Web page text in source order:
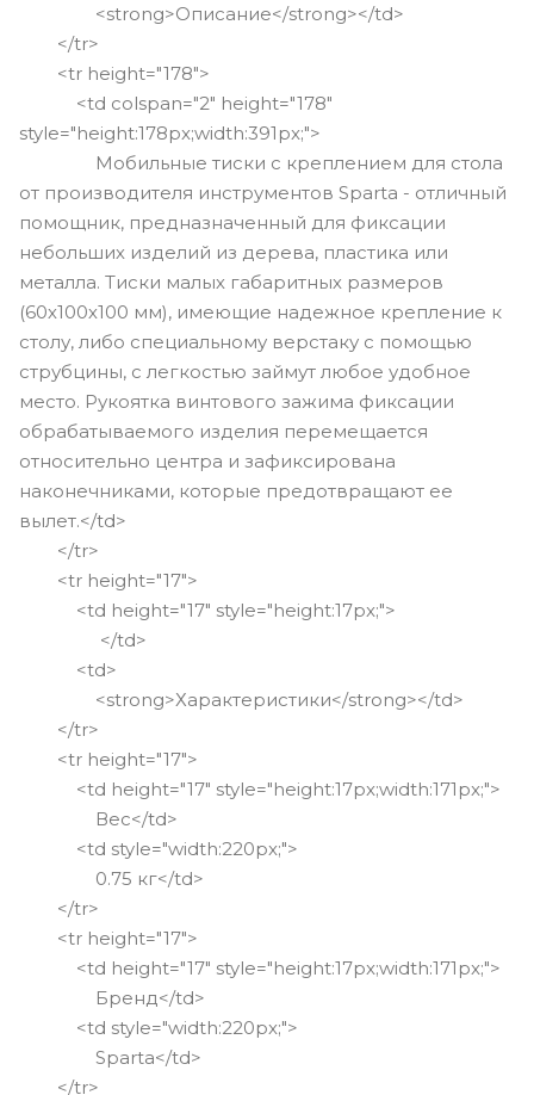
<strong>Описание</strong></td>
</tr>
<tr height="178">
<td colspan="2" height="178"
style="height:178px;width:391px;">
Мобильные тиски с креплением для стола
от производителя инструментов Sparta - отличный
помощник, предназначенный для фиксации
небольших изделий из дерева, пластика или
металла. Тиски малых габаритных размеров
(60х100х100 мм), имеющие надежное крепление к
столу, либо специальному верстаку с помощью
струбцины, с легкостью займут любое удобное
место. Рукоятка винтового зажима фиксации
обрабатываемого изделия перемещается
относительно центра и зафиксирована
наконечниками, которые предотвращают ее
вылет.</td>
</tr>
<tr height="17">
<td height="17" style="height:17px;">
</td>
<td>
<strong>Характеристики</strong></td>
</tr>
<tr height="17">
<td height="17" style="height:17px;width:171px;">
Вес</td>
<td style="width:220px;">
0.75 кг</td>
</tr>
<tr height="17">
<td height="17" style="height:17px;width:171px;">
Бренд</td>
<td style="width:220px;">
Sparta</td>
</tr>